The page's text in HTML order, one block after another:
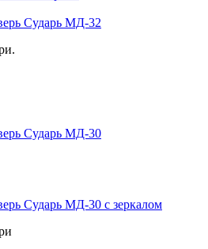
Сударь МД-32
Сударь МД-30
Сударь МД-30 с зеркалом